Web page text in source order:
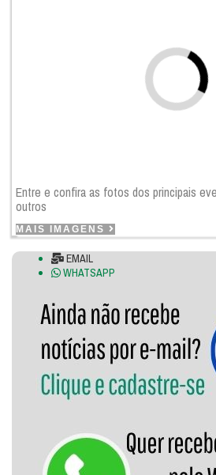
Entre e confira as fotos dos principais
outros
MAIS IMAGENS
EMAIL
WHATSAPP